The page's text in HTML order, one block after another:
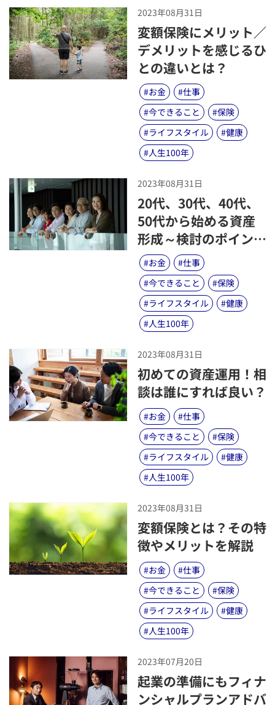
2023年08月31日
​変額保険にメリット／
デメリットを感じるひ
との違いとは？
#お金 #仕事
#今できること #保険
#ライフスタイル #健康
#人生100年
2023年08月31日
​20代、30代、40代、
50代から始める資産
形成～検討のポイント
や心構えは？～
#お金 #仕事
#今できること #保険
#ライフスタイル #健康
#人生100年
2023年08月31日
​初めての資産運用！相
談は誰にすれば良い？
#お金 #仕事
#今できること #保険
#ライフスタイル #健康
#人生100年
2023年08月31日
​変額保険とは？その特
徴やメリットを解説
#お金 #仕事
#今できること #保険
#ライフスタイル #健康
#人生100年
2023年07月20日
​起業の準備にもフィナ
ンシャルプランアドバ